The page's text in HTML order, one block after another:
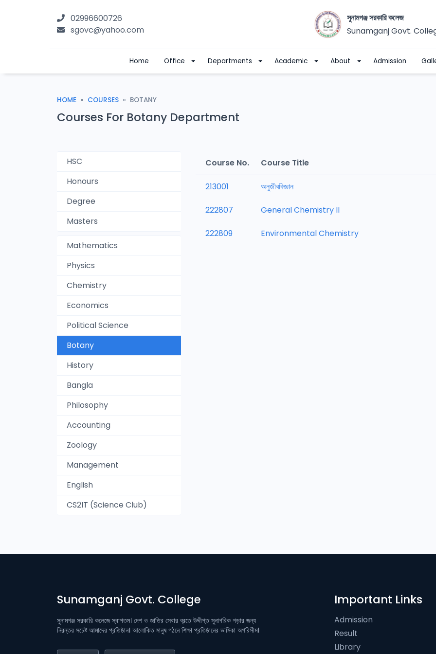
02996600726
sgovc@yahoo.com
সুনামগঞ্জ সরকারি কলেজ
Sunamganj Govt.
Home Office Departments Academic About Admission
HOME COURSES BOTANY
Courses For Botany Department
HSC
Honours
Degree
Masters
Mathematics
Physics
Chemistry
Economics
Political Science
Botany
History
Bangla
Philosophy
Accounting
Zoology
Management
English
CS2IT (Science Club)
Course No. Course Title
213001 অনুজীববিজ্ঞান
222807 General Chemistry II
222809 Environmental Chemistry
Sunamganj Govt. College
সুনামগঞ্জ সরকারি কলেজে স্বাগতম। দেশ ও জাতির সেবার ব্রতে উদ্দীপ্ত সুনাগরিক গড়ার জন্য
নিরন্তর সচেষ্ট আমাদের প্রতিষ্ঠান। আলোকিত মানুষ গঠনে শিক্ষা প্রতিষ্ঠানের ভ’মিকা অপরিসীম।
Important Links
Admission
Result
Library